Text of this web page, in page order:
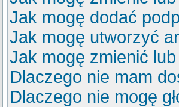
Jak mogę dodać
Jak mogę utworzyć
Jak mogę zmienić
Dlaczego nie mam
Dlaczego nie mogę